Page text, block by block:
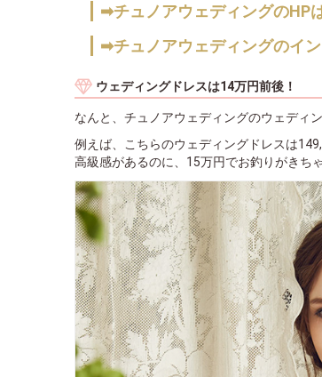
➡チュノアウェディングのHP
➡チュノアウェディングのイ
ウェディングドレスは14万円前後！
なんと、チュノアウェディングのウェディ
例えば、こちらのウェディングドレスは
高級感があるのに、15万円でお釣りがきち